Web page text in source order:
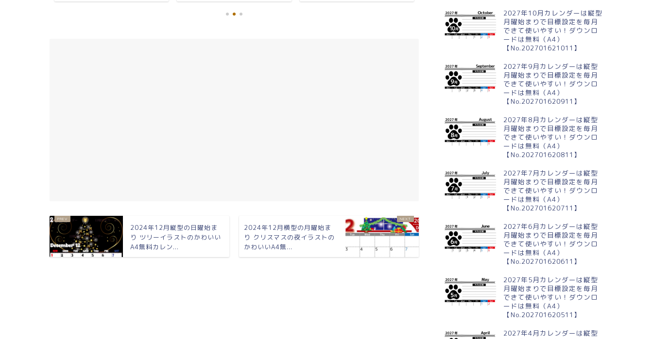
2024年12月縦型の日曜始ま
り ツリーイラストのかわいい
A4無料カレン...
2024年12月横型の月曜始ま
り クリスマスの夜イラストの
かわいいA4無...
2027年10月カレンダーは縦型
月曜始まりで目標設定を毎月
できて使いやすい！ダウンロ
ードは無料（A4）
【No.202701621011】
2027年9月カレンダーは縦型
月曜始まりで目標設定を毎月
できて使いやすい！ダウンロ
ードは無料（A4）
【No.202701620911】
2027年8月カレンダーは縦型
月曜始まりで目標設定を毎月
できて使いやすい！ダウンロ
ードは無料（A4）
【No.202701620811】
2027年7月カレンダーは縦型
月曜始まりで目標設定を毎月
できて使いやすい！ダウンロ
ードは無料（A4）
【No.202701620711】
2027年6月カレンダーは縦型
月曜始まりで目標設定を毎月
できて使いやすい！ダウンロ
ードは無料（A4）
【No.202701620611】
2027年5月カレンダーは縦型
月曜始まりで目標設定を毎月
できて使いやすい！ダウンロ
ードは無料（A4）
【No.202701620511】
2027年4月カレンダーは縦型